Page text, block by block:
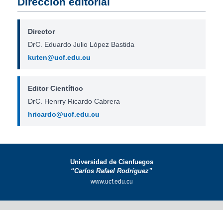
Director
DrC. Eduardo Julio López Bastida
kuten@ucf.edu.cu
Editor Científico
DrC. Henrry Ricardo Cabrera
hricardo@ucf.edu.cu
Universidad de Cienfuegos
“Carlos Rafael Rodríguez”
www.ucf.edu.cu